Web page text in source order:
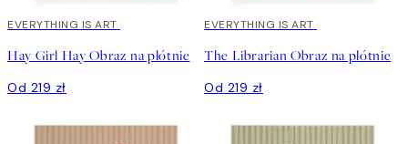
EVERYTHING IS ART
Hay Girl Hay Obraz na płótnie
Od 219 zł
EVERYTHING IS ART
The Librarian Obraz na płótnie
Od 219 zł